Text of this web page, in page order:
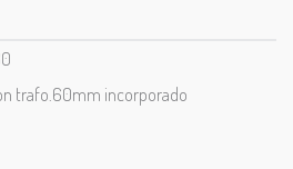
trafo.60mm incorporado